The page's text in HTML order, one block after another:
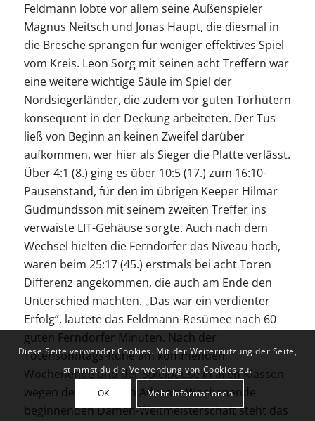
Feldmann lobte vor allem seine Außenspieler
Magnus Neitsch und Jonas Haupt, die diesmal in
die Bresche sprangen für weniger effektives Spiel
vom Kreis. Leon Sorg mit seinen acht Treffern war
eine weitere wichtige Säule im Spiel der
Nordsiegerländer, die zudem vor guten Torhütern
konsequent in der Deckung arbeiteten. Der Tus
ließ von Beginn an keinen Zweifel darüber
aufkommen, wer hier als Sieger die Platte verlässt.
Über 4:1 (8.) ging es über 10:5 (17.) zum 16:10-
Pausenstand, für den im übrigen Keeper Hilmar
Gudmundsson mit seinem zweiten Treffer ins
verwaiste LIT-Gehäuse sorgte. Auch nach dem
Wechsel hielten die Ferndorfer das Niveau hoch,
waren beim 25:17 (45.) erstmals bei acht Toren
Differenz angekommen, die auch am Ende den
Unterschied machten. „Das war ein verdienter
Erfolg“, lautete das Feldmann-Resümee nach 60
guten Ferndorfer Minuten. Nach der
Totensonntags-Ruhe am kommenden
Wochenende und der Spielpause in allen Klassen
wegen der am ersten Advents-Wochenende
beginnenden Damen-Weltmeisterschaft steht das
Diese Seite verwendet Cookies. Mit der Weiternutzung der Seite,
stimmst du die Verwendung von Cookies zu.
OK Mehr Informationen